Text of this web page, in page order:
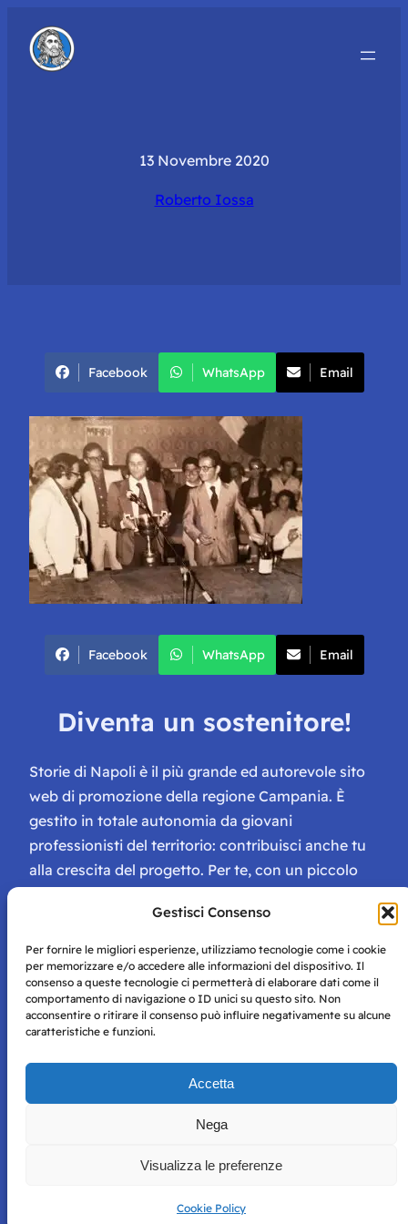
Gestisci Consenso
Per fornire le migliori esperienze, utilizziamo tecnologie come i cookie
per memorizzare e/o accedere alle informazioni del dispositivo. Il
consenso a queste tecnologie ci permetterà di elaborare dati come il
comportamento di navigazione o ID unici su questo sito. Non
acconsentire o ritirare il consenso può influire negativamente su alcune
caratteristiche e funzioni.
Accetta
Nega
Visualizza le preferenze
Cookie Policy
13 Novembre 2020
Roberto Iossa
Facebook WhatsApp Email
Facebook WhatsApp Email
Diventa un sostenitore!
Storie di Napoli è il più grande ed autorevole sito
web di promozione della regione Campania. È
gestito in totale autonomia da giovani
professionisti del territorio: contribuisci anche tu
alla crescita del progetto. Per te, con un piccolo
tessera di Storie Campane, libri e magazine gratis
e inviti ad eventi esclusivi!
Storie di Napoli è una testata registrata presso il tribunale di
per mero scopo didattico e informativo.
perseguito secondo i termini di legge. Si nega l’utilizzo delle